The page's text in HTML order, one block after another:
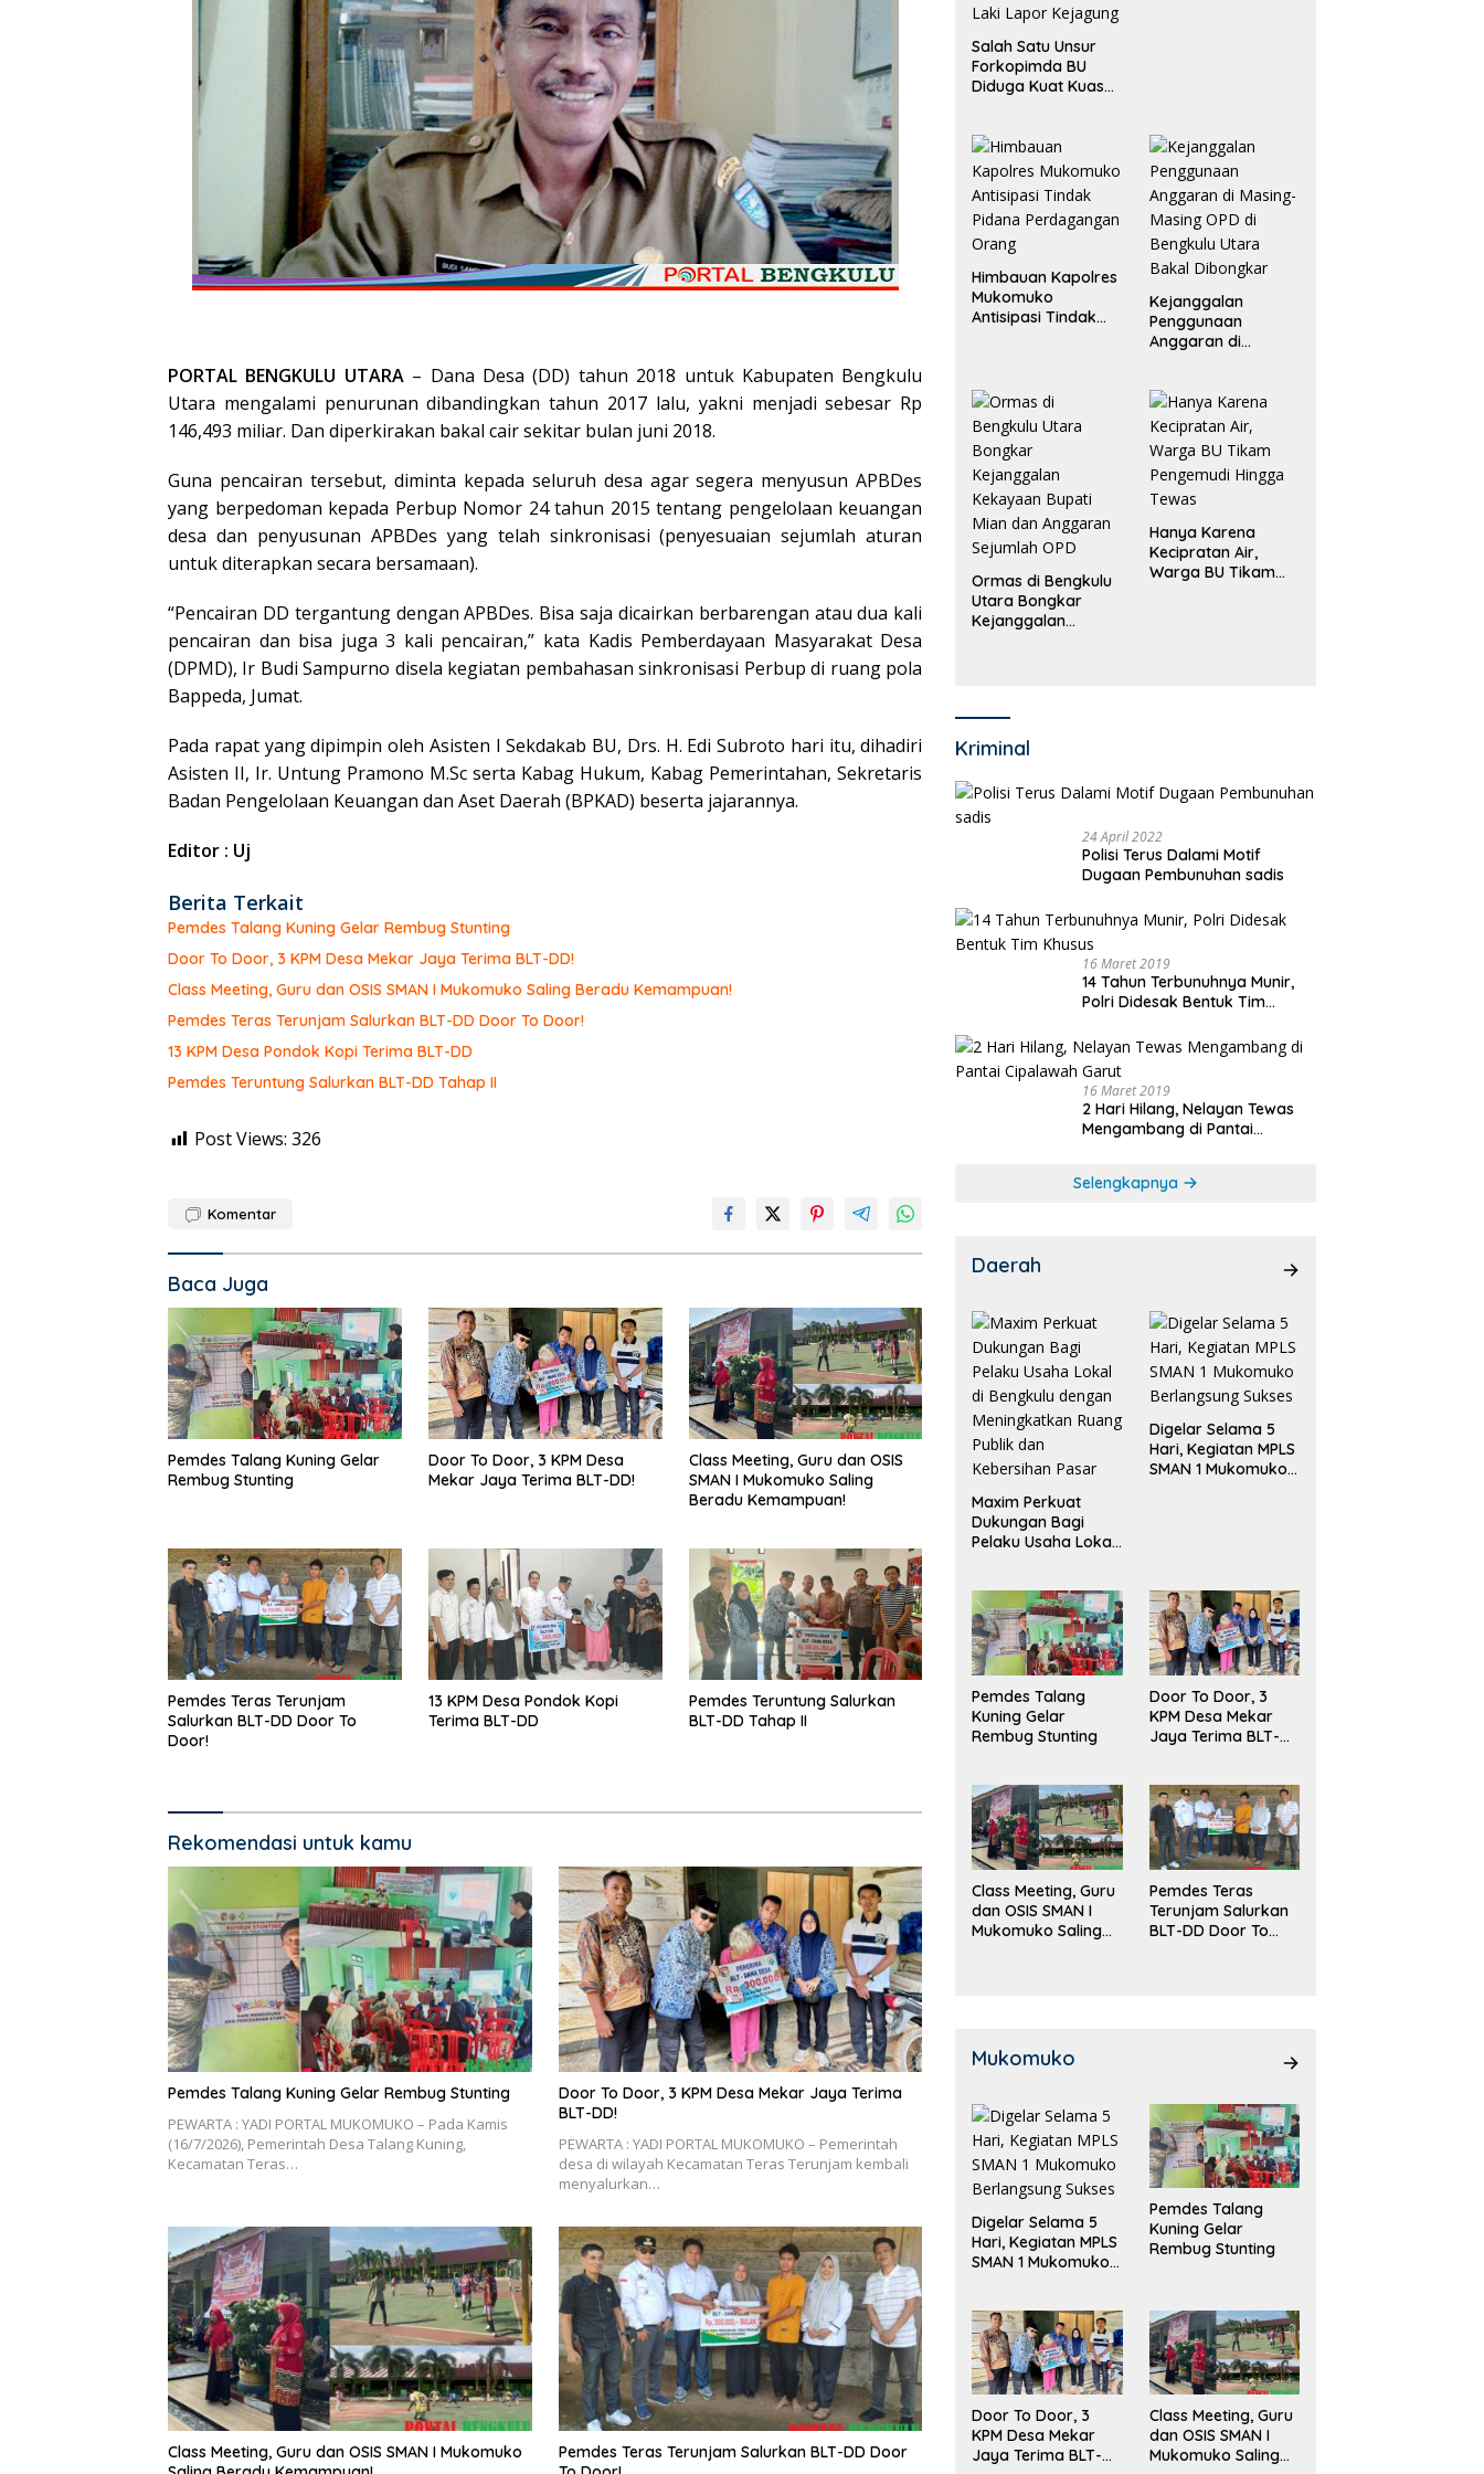
PORTAL BENGKULU UTARA– Dana Desa (DD) tahun 2018 untuk Kabupaten Bengkulu
Utara mengalami penurunan dibandingkan tahun 2017 lalu, yakni menjadi sebesar Rp
146,493 miliar. Dan diperkirakan bakal cair sekitar bulan juni 2018.
Guna pencairan tersebut, diminta kepada seluruh desa agar segera menyusun APBDes
yang berpedoman kepada Perbup Nomor 24 tahun 2015 tentang pengelolaan keuangan
desa dan penyusunan APBDes yang telah sinkronisasi (penyesuaian sejumlah aturan
untuk diterapkan secara bersamaan).
“Pencairan DD tergantung dengan APBDes. Bisa saja dicairkan berbarengan atau dua kali
pencairan dan bisa juga 3 kali pencairan,” kata Kadis Pemberdayaan Masyarakat Desa
(DPMD), Ir Budi Sampurno disela kegiatan pembahasan sinkronisasi Perbup di ruang pola
Bappeda, Jumat.
Pada rapat yang dipimpin oleh Asisten I Sekdakab BU, Drs. H. Edi Subroto hari itu, dihadiri
Asisten II, Ir. Untung Pramono M.Sc serta Kabag Hukum, Kabag Pemerintahan, Sekretaris
Badan Pengelolaan Keuangan dan Aset Daerah (BPKAD) beserta jajarannya.
Editor : Uj
Berita Terkait
Pemdes Talang Kuning Gelar Rembug Stunting
Door To Door, 3 KPM Desa Mekar Jaya Terima BLT-DD!
Class Meeting, Guru dan OSIS SMAN I Mukomuko Saling Beradu Kemampuan!
Pemdes Teras Terunjam Salurkan BLT-DD Door To Door!
13 KPM Desa Pondok Kopi Terima BLT-DD
Pemdes Teruntung Salurkan BLT-DD Tahap II
Post Views: 326
Komentar
Baca Juga
Pemdes Talang Kuning Gelar
Rembug Stunting
Door To Door, 3 KPM Desa
Mekar Jaya Terima BLT-DD!
Class Meeting, Guru dan OSIS
SMAN I Mukomuko Saling
Beradu Kemampuan!
Pemdes Teras Terunjam
Salurkan BLT-DD Door To
Door!
13 KPM Desa Pondok Kopi
Terima BLT-DD
Pemdes Teruntung Salurkan
BLT-DD Tahap II
Rekomendasi untuk kamu
Pemdes Talang Kuning Gelar Rembug Stunting
PEWARTA : YADI PORTAL MUKOMUKO – Pada Kamis
(16/7/2026), Pemerintah Desa Talang Kuning,
Kecamatan Teras…
Door To Door, 3 KPM Desa Mekar Jaya Terima
BLT-DD!
PEWARTA : YADI PORTAL MUKOMUKO – Pemerintah
desa di wilayah Kecamatan Teras Terunjam kembali
menyalurkan…
Class Meeting, Guru dan OSIS SMAN I Mukomuko
Pemdes Teras Terunjam Salurkan BLT-DD Door
Salah Satu Unsur
Forkopimda BU
Diduga Kuat Kuasai
Laki Lapor
Kejagung
Himbauan Kapolres
Mukomuko
Antisipasi Tindak
Kejanggalan
Penggunaan
Anggaran di
Bakal Dibongkar
Ormas di Bengkulu
Utara Bongkar
Kejanggalan
Hanya Karena
Kecipratan Air,
Warga BU Tikam
Kriminal
24 April 2022
Polisi Terus Dalami Motif
Dugaan Pembunuhan sadis
16 Maret 2019
14 Tahun Terbunuhnya Munir,
Polri Didesak Bentuk Tim
16 Maret 2019
2 Hari Hilang, Nelayan Tewas
Mengambang di Pantai
Selengkapnya
Daerah
Maxim Perkuat
Dukungan Bagi
Pelaku Usaha Lokal
Ruang Publik dan
Kebersihan Pasar
Digelar Selama 5
Hari, Kegiatan MPLS
SMAN 1 Mukomuko
Pemdes Talang
Kuning Gelar
Rembug Stunting
Door To Door, 3
KPM Desa Mekar
Jaya Terima BLT-
Class Meeting, Guru
dan OSIS SMAN I
Mukomuko Saling
Pemdes Teras
Terunjam Salurkan
BLT-DD Door To
Mukomuko
Digelar Selama 5
Hari, Kegiatan MPLS
SMAN 1 Mukomuko
Pemdes Talang
Kuning Gelar
Rembug Stunting
Door To Door, 3
KPM Desa Mekar
Jaya Terima BLT-
Class Meeting, Guru
dan OSIS SMAN I
Mukomuko Saling